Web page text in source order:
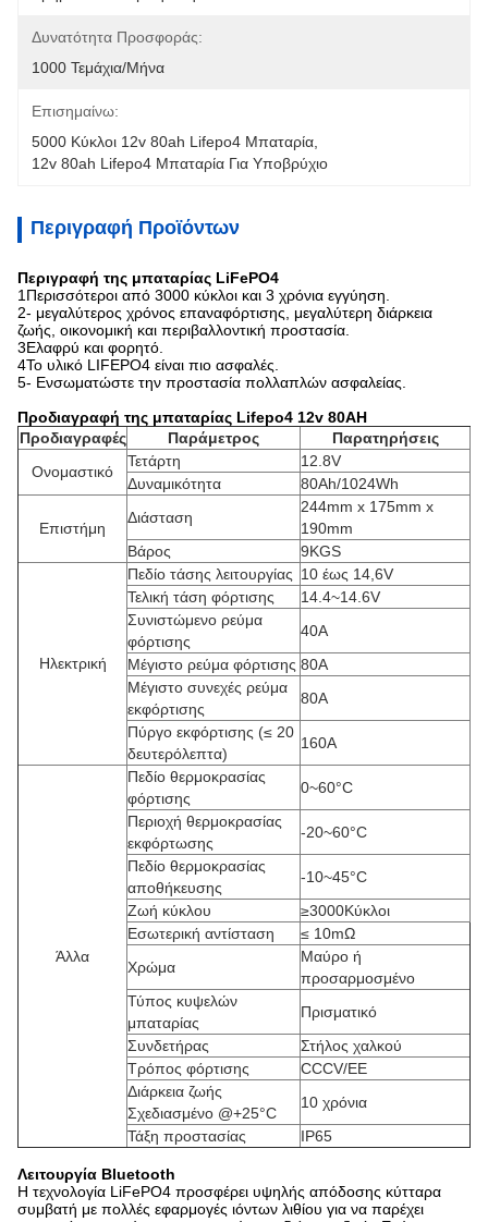
Δυνατότητα Προσφοράς:
1000 Τεμάχια/μήνα
Επισημαίνω:
5000 Κύκλοι 12v 80ah Lifepo4 Μπαταρία
12v 80ah Lifepo4 Μπαταρία Για Υποβρύχιο
Περιγραφή Προϊόντων
Περιγραφή της μπαταρίας LiFePO4
1Περισσότεροι από 3000 κύκλοι και 3 χρόνια εγγύηση.
2- μεγαλύτερος χρόνος επαναφόρτισης, μεγαλύτερη διάρκεια
ζωής, οικονομική και περιβαλλοντική προστασία.
3Ελαφρύ και φορητό.
4Το υλικό LIFEPO4 είναι πιο ασφαλές.
5- Ενσωματώστε την προστασία πολλαπλών ασφαλείας.
Προδιαγραφή της μπαταρίας Lifepo4 12v 80AH
Προδιαγραφές
Παράμετρος
Παρατηρήσεις
Ονομαστικό
Τετάρτη
12.8V
Δυναμικότητα
80Ah/1024Wh
Επιστήμη
Διάσταση
244mm x 175mm x
190mm
Βάρος
9KGS
Ηλεκτρική
Πεδίο τάσης λειτουργίας 10 έως 14,6V
Τελική τάση φόρτισης
14.4~14.6V
Συνιστώμενο ρεύμα
φόρτισης
40Α
Μέγιστο ρεύμα φόρτισης 80A
Μέγιστο συνεχές ρεύμα
εκφόρτισης
80A
Πύργο εκφόρτισης (≤ 20
δευτερόλεπτα)
160A
Άλλα
Πεδίο θερμοκρασίας
φόρτισης
0~60°C
Περιοχή θερμοκρασίας
εκφόρτωσης
-20~60°C
Πεδίο θερμοκρασίας
αποθήκευσης
-10~45°C
Ζωή κύκλου
≥3000Κύκλοι
Εσωτερική αντίσταση
≤ 10mΩ
Χρώμα
Μαύρο ή
προσαρμοσμένο
Τύπος κυψελών
μπαταρίας
Πρισματικό
Συνδετήρας
Στήλος χαλκού
Τρόπος φόρτισης
CCCV/ΕΕ
Διάρκεια ζωής
Σχεδιασμένο @+25°C
10 χρόνια
Τάξη προστασίας
IP65
Λειτουργία Bluetooth
Η τεχνολογία LiFePO4 προσφέρει υψηλής απόδοσης κύτταρα
συμβατή με πολλές εφαρμογές ιόντων λιθίου για να παρέχει